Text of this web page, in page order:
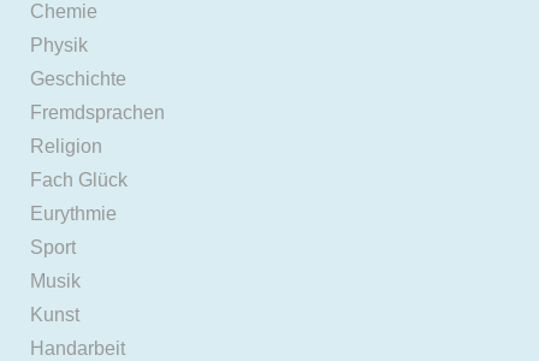
Chemie
Physik
Geschichte
Fremdsprachen
Religion
Fach Glück
Eurythmie
Sport
Musik
Kunst
Handarbeit